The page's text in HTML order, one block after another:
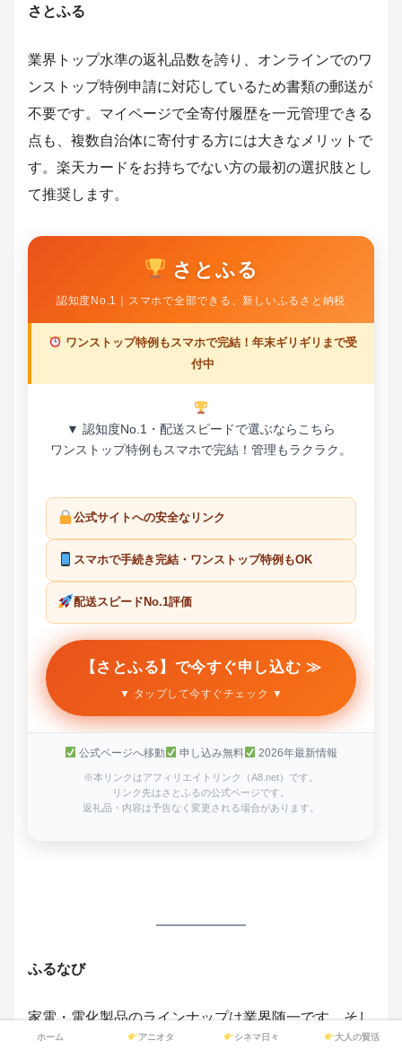
さとふる
業界トップ水準の返礼品数を誇り、オンラインでのワ
ンストップ特例申請に対応しているため書類の郵送が
不要です。マイページで全寄付履歴を一元管理できる
点も、複数自治体に寄付する方には大きなメリットで
す。楽天カードをお持ちでない方の最初の選択肢とし
て推奨します。
さとふる
認知度No.1｜スマホで全部できる、新しいふるさと納税
ワンストップ特例もスマホで完結！年末ギリギリまで受
付中
▼ 認知度No.1・配送スピードで選ぶならこちら
ワンストップ特例もスマホで完結！管理もラクラク。
公式サイトへの安全なリンク
スマホで手続き完結・ワンストップ特例もOK
配送スピードNo.1評価
【さとふる】で今すぐ申し込む ≫
▼ タップして今すぐチェック ▼
公式ページへ移動 申し込み無料 2026年最新情報
※本リンクはアフィリエイトリンク（A8.net）です。
リンク先はさとふるの公式ページです。
返礼品・内容は予告なく変更される場合があります。
ふるなび
家電・電化製品のラインナップは業界随一です。そし
て前述のふるなびマネー。クレジットカードでチャー
ホーム アニオタ シネマ日々 大人の賢活